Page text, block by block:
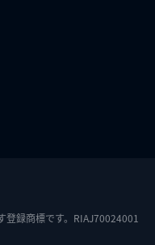
登録商標です。RIAJ70024001